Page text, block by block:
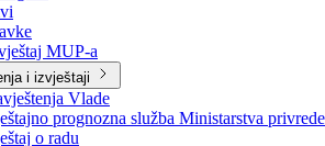
oglasi
MUP-a
i izvještaji